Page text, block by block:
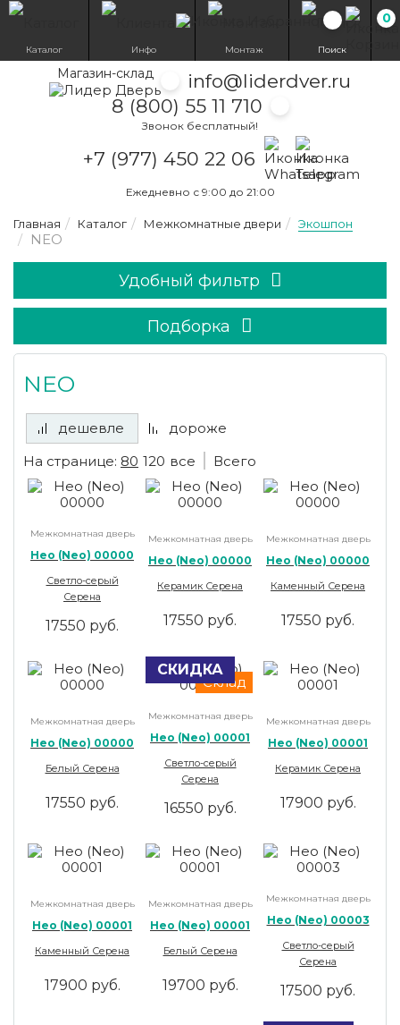
Магазин-склад
info@liderdver.ru
8 (800) 55 11 710
Звонок бесплатный!
+7 (977) 450 22 06
Написать на
Написать на
Ежедневно с 9:00 до 21:00
0
Каталог Инфо Монтаж Поиск
Главная Каталог Межкомнатные двери Экошпон
NEO
Удобный фильтр
Подборка
NEO
дешевле
дороже
На странице: 80 120 все Всего
Межкомнатная дверь
Нео (Neo) 00000
Светло-серый
Серена
17550 руб.
Межкомнатная дверь
Нео (Neo) 00000
Керамик Серена
17550 руб.
Межкомнатная дверь
Нео (Neo) 00000
Каменный Серена
17550 руб.
Межкомнатная дверь
Нео (Neo) 00000
Белый Серена
17550 руб.
СКИДКА
Склад
Межкомнатная дверь
Нео (Neo) 00001
Светло-серый
Серена
16550 руб.
Межкомнатная дверь
Нео (Neo) 00001
Керамик Серена
17900 руб.
Межкомнатная дверь
Нео (Neo) 00001
Каменный Серена
17900 руб.
Межкомнатная дверь
Нео (Neo) 00001
Белый Серена
19700 руб.
Межкомнатная дверь
Нео (Neo) 00003
Светло-серый
Серена
17500 руб.